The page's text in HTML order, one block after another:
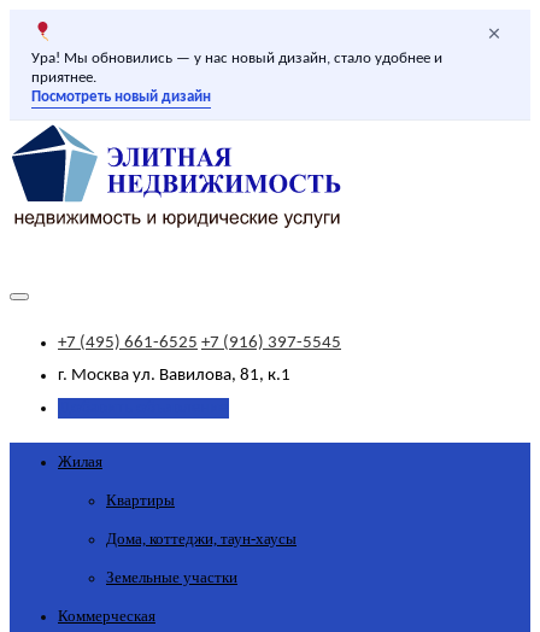
Ура! Мы обновились — у нас новый дизайн, стало удобнее и
приятнее.
Посмотреть новый дизайн
×
+7 (495) 661-6525 +7 (916) 397-5545
г. Москва ул. Вавилова, 81, к.1
Жилая
Квартиры
Дома, коттеджи, таун-хаусы
Земельные участки
Коммерческая